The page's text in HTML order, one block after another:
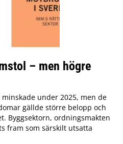
– men högre
under 2025, men de
gällde större belopp och
Byggsektorn, ordningsmakten
fram som särskilt utsatta